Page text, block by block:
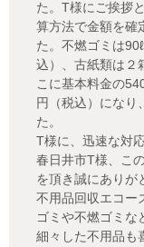
た。T様にご挨拶
算方法で金額を確
た。不燃ゴミは
込）、古紙類は２
こに基本料金の
円（税込）になり
た。
T様に、迅速な対
春日井市T様、こ
を頂き誠にありが
不用品回収エコー
ゴミや不燃ゴミな
細々した不用品も